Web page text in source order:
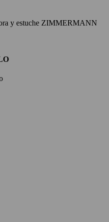
y estuche ZIMMERMANN